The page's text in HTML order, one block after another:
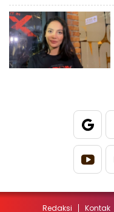
Redaksi Kontak